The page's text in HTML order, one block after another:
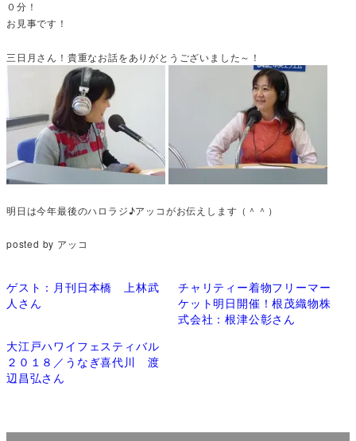
０分！
お見事です！
三日月さん！貴重なお話をありがとうございました～！
明日は今年最後のハロラジ♪アッコがお伝えします（＾＾）
posted by アッコ
ゲスト：月刊日本橋 上林武
人さん
チャリティー着物フリーマー
ケット明日開催！根茂織物株
式会社：根津公彰さん
大江戸ハワイフェスティバル
２０１８／うなぎ喜代川 渡
辺昌弘さん